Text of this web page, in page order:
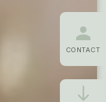
CONTACT